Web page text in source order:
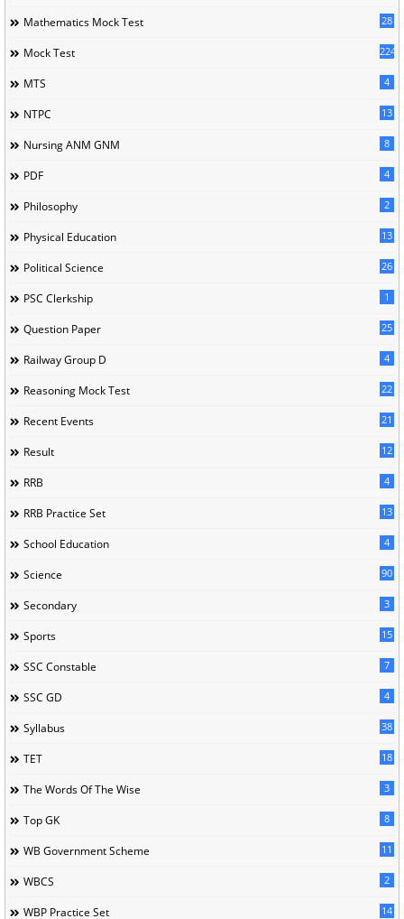
Mathematics Mock Test 28
Mock Test 224
MTS 4
NTPC 13
Nursing ANM GNM 8
PDF 4
Philosophy 2
Physical Education 13
Political Science 26
PSC Clerkship 1
Question Paper 25
Railway Group D 4
Reasoning Mock Test 22
Recent Events 21
Result 12
RRB 4
RRB Practice Set 13
School Education 4
Science 90
Secondary 3
Sports 15
SSC Constable 7
SSC GD 4
Syllabus 38
TET 18
The Words Of The Wise 3
Top GK 8
WB Government Scheme 11
WBCS 2
WBP Practice Set 14